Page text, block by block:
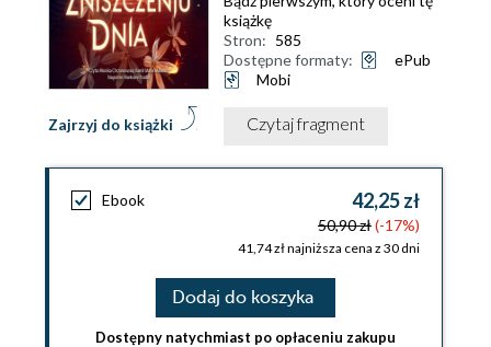
Zajrzyj do książki
książkę
Stron: 585
Dostępne formaty:
ePub
Mobi
Czytaj fragment
Ebook 42,25 zł
50,90 zł(-17%)
41,74 zł najniższa cena z 30 dni
Dodaj do koszyka
Dostępny natychmiast po opłaceniu zakupu